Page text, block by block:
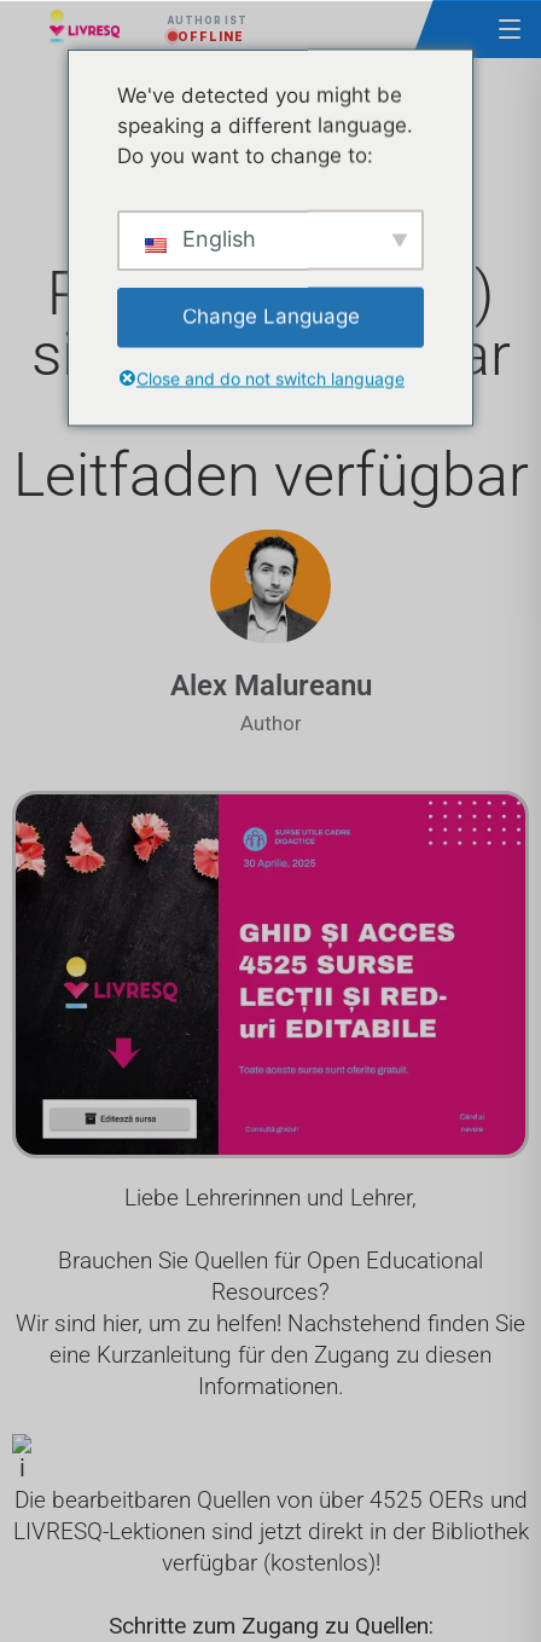
AUTHOR IST
OFFLINE
Über 800 Open
Educational
Resources (OER)
sind frei verfügbar
Leitfaden verfügbar
Alex Malureanu
Author
Liebe Lehrerinnen und Lehrer,
Brauchen Sie Quellen für Open Educational
Resources?
Wir sind hier, um zu helfen! Nachstehend finden Sie
eine Kurzanleitung für den Zugang zu diesen
Informationen.
Die bearbeitbaren Quellen von über 4525 OERs und
LIVRESQ-Lektionen sind jetzt direkt in der Bibliothek
verfügbar (kostenlos)!
Schritte zum Zugang zu Quellen:
We've detected you might be
speaking a different language.
Do you want to change to:
English
Change Language
Close and do not switch language